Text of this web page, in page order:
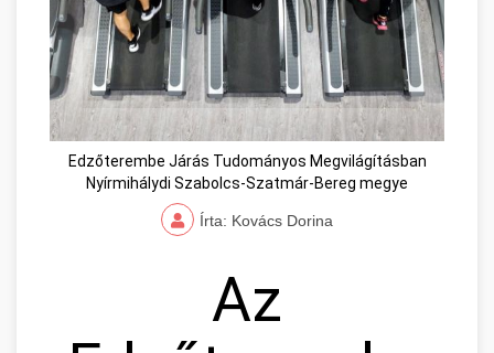
Edzőterembe Járás Tudományos Megvilágításban
Nyírmihálydi Szabolcs-Szatmár-Bereg megye
Írta: Kovács Dorina
Az